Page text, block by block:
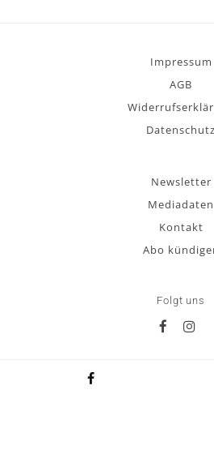
Impressum
AGB
Datenschutz
Newsletter
Mediadaten
Kontakt
Abo
Folgt uns